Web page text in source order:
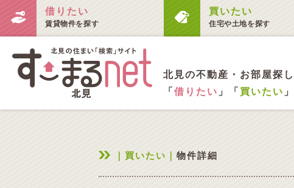
借りたい
賃貸物件を探す
買いたい
住宅や土地を探す
北見の不動産・お部屋探し
「借りたい 」「 買いたい
｜買いたい｜ 物件詳細